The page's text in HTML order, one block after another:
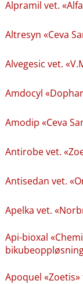
Alpramil vet.
Altresyn «Ceva
Alvegesic vet.
Amdocyl
Amodip «Ceva
Antirobe vet.
Antisedan vet.
Apelka vet.
Api-bioxal
Apoquel